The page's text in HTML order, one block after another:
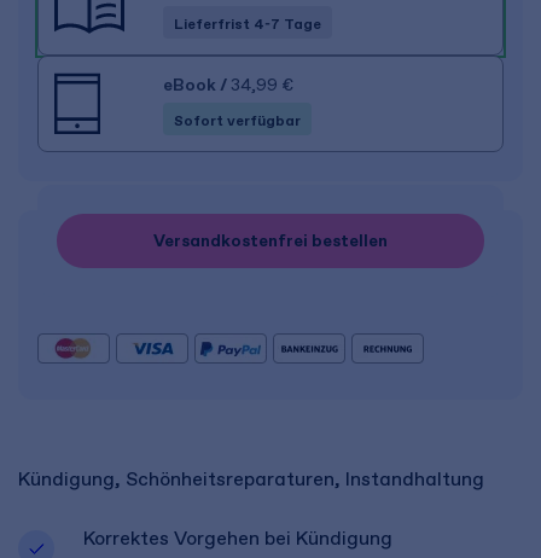
Kündigung, Schönheitsreparaturen, Instandhaltung
Korrektes Vorgehen bei Kündigung
Lieferfrist 4-7 Tage
eBook / 34,99 €
Sofort verfügbar
Versandkostenfrei bestellen